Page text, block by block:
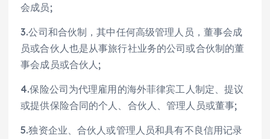
会成员;
3.公司和合伙制，其中任何高级管理人员，董事会成
员或合伙人也是从事旅行社业务的公司或合伙制的董
事会成员或合伙人;
4.保险公司为代理雇用的海外菲律宾工人制定、提议
或提供保险合同的个人、合伙人、管理人员或董事;
5.独资企业、合伙人或管理人员和具有不良信用记录